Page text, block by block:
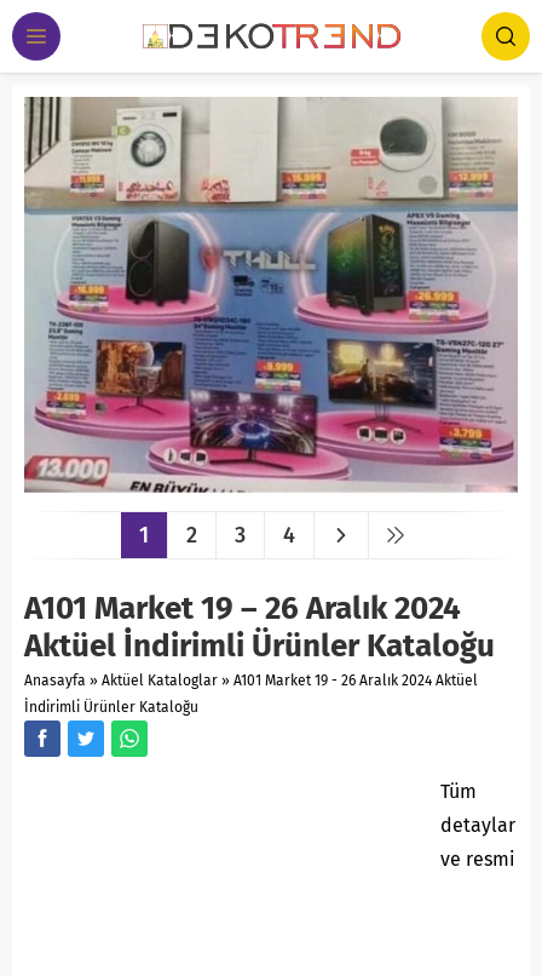
1 2 3 4
A101 Market 19 – 26 Aralık 2024
Aktüel İndirimli Ürünler Kataloğu
Anasayfa » Aktüel Kataloglar » A101 Market 19 - 26 Aralık 2024 Aktüel
İndirimli Ürünler Kataloğu
Tüm
detaylar
ve resmi